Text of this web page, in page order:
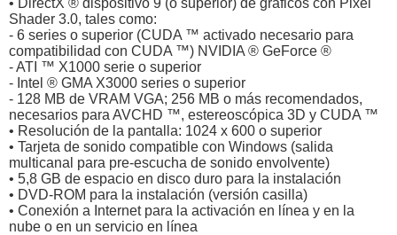
• DirectX ® dispositivo 9 (o superior) de gráficos con Pixel
Shader 3.0, tales como:
- 6 series o superior (CUDA ™ activado necesario para
compatibilidad con CUDA ™) NVIDIA ® GeForce ®
- ATI ™ X1000 serie o superior
- Intel ® GMA X3000 series o superior
- 128 MB de VRAM VGA; 256 MB o más recomendados,
necesarios para AVCHD ™, estereoscópica 3D y CUDA ™
• Resolución de la pantalla: 1024 x 600 o superior
• Tarjeta de sonido compatible con Windows (salida
multicanal para pre-escucha de sonido envolvente)
• 5,8 GB de espacio en disco duro para la instalación
• DVD-ROM para la instalación (versión casilla)
• Conexión a Internet para la activación en línea y en la
nube o en un servicio en línea